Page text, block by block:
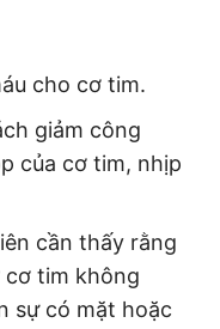
cho cơ tim.
giảm công
của cơ tim, nhịp
cần thấy rằng
cơ tim không
sự có mặt hoặc